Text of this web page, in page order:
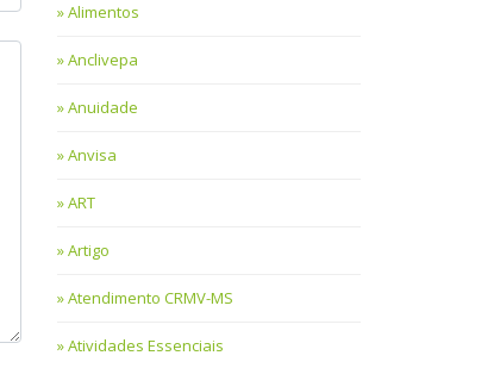
Alimentos
Anclivepa
Anuidade
Anvisa
ART
Artigo
Atendimento CRMV-MS
Atividades Essenciais